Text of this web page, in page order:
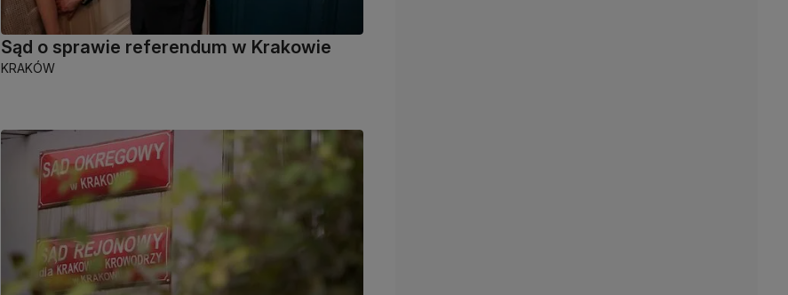
Sąd o sprawie referendum w Krakowie
KRAKÓW